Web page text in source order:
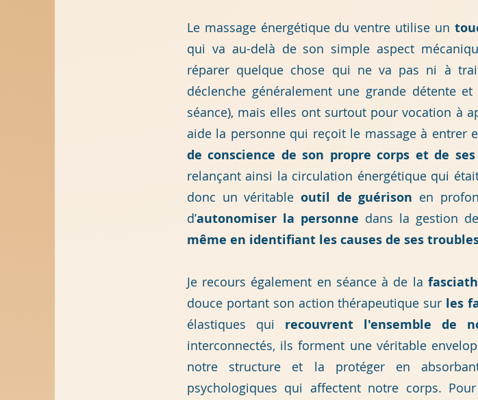
Le massage énergétique du ventre utilise un
qui va au-delà de son simple aspect
réparer quelque chose qui ne va pas ni à
déclenche généralement une grande détente
séance), mais elles ont surtout pour vocation à
aide la personne qui reçoit le massageà entrer
de conscience de son propre corps et de
relançant ainsi la circulation énergétique qui
donc un véritable outil de guérison en
d’autonomiser la personne dans la gestion
même en identifiant les causes de ses
Je recours également en séance à de la
douce portant son action thérapeutique sur les
élastiques qui recouvrent l'ensemble de
interconnectés, ils forment une véritable
notre structure et la protéger en
psychologiques qui affectent notre corps. P